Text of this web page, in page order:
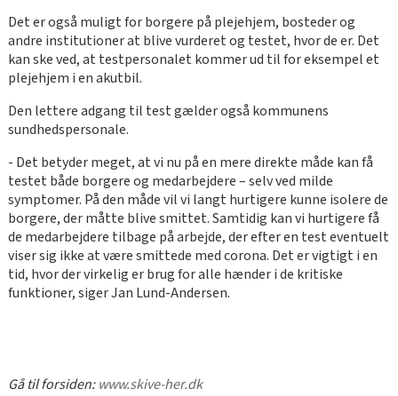
Det er også muligt for borgere på plejehjem, bosteder og
andre institutioner at blive vurderet og testet, hvor de er. Det
kan ske ved, at testpersonalet kommer ud til for eksempel et
plejehjem i en akutbil.
Den lettere adgang til test gælder også kommunens
sundhedspersonale.
- Det betyder meget, at vi nu på en mere direkte måde kan få
testet både borgere og medarbejdere – selv ved milde
symptomer. På den måde vil vi langt hurtigere kunne isolere de
borgere, der måtte blive smittet. Samtidig kan vi hurtigere få
de medarbejdere tilbage på arbejde, der efter en test eventuelt
viser sig ikke at være smittede med corona. Det er vigtigt i en
tid, hvor der virkelig er brug for alle hænder i de kritiske
funktioner, siger Jan Lund-Andersen.
Gå til forsiden:www.skive-her.dk